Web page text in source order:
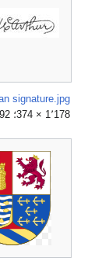
1٬178 × 374؛ 92 كيلوبايت